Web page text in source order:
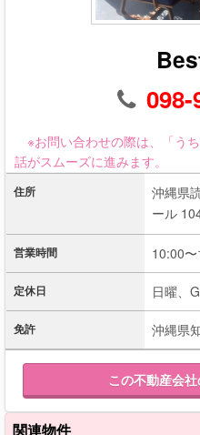
098-
※お問い合わせの際は、「う
話がスムーズに進みます。
住所
沖縄県
ール
営業時間 10:00
定休日 日曜、
免許 沖縄県
この不動産会
関連物件